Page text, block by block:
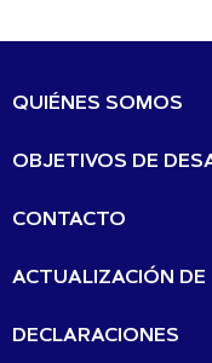
QUIÉNES SOMOS
OBJETIVOS DE
CONTACTO
ACTUALIZACIÓN DE
DECLARACIONES